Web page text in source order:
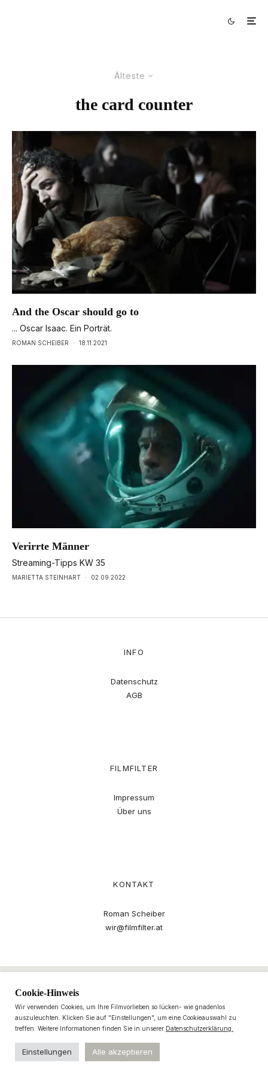
Älteste
the card counter
And the Oscar should go to
... Oscar Isaac. Ein Porträt.
ROMAN SCHEIBER · 18.11.2021
Verirrte Männer
Streaming-Tipps KW 35
MARIETTA STEINHART · 02.09.2022
INFO
Datenschutz
AGB
FILMFILTER
Impressum
Über uns
KONTAKT
Roman Scheiber
wir@filmfilter.at
Cookie-Hinweis
Wir verwenden Cookies, um Ihre Filmvorlieben so lücken- wie gnadenlos
auszuleuchten. Klicken Sie auf "Einstellungen", um eine Cookieauswahl zu
treffen. Weitere Informationen finden Sie in unserer Datenschutzerklärung.
Einstellungen Alle akzeptieren